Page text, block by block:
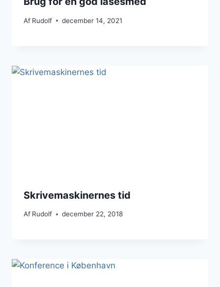
Af Rudolf december 14, 2021
Skrivemaskinernes tid
Af Rudolf december 22, 2018